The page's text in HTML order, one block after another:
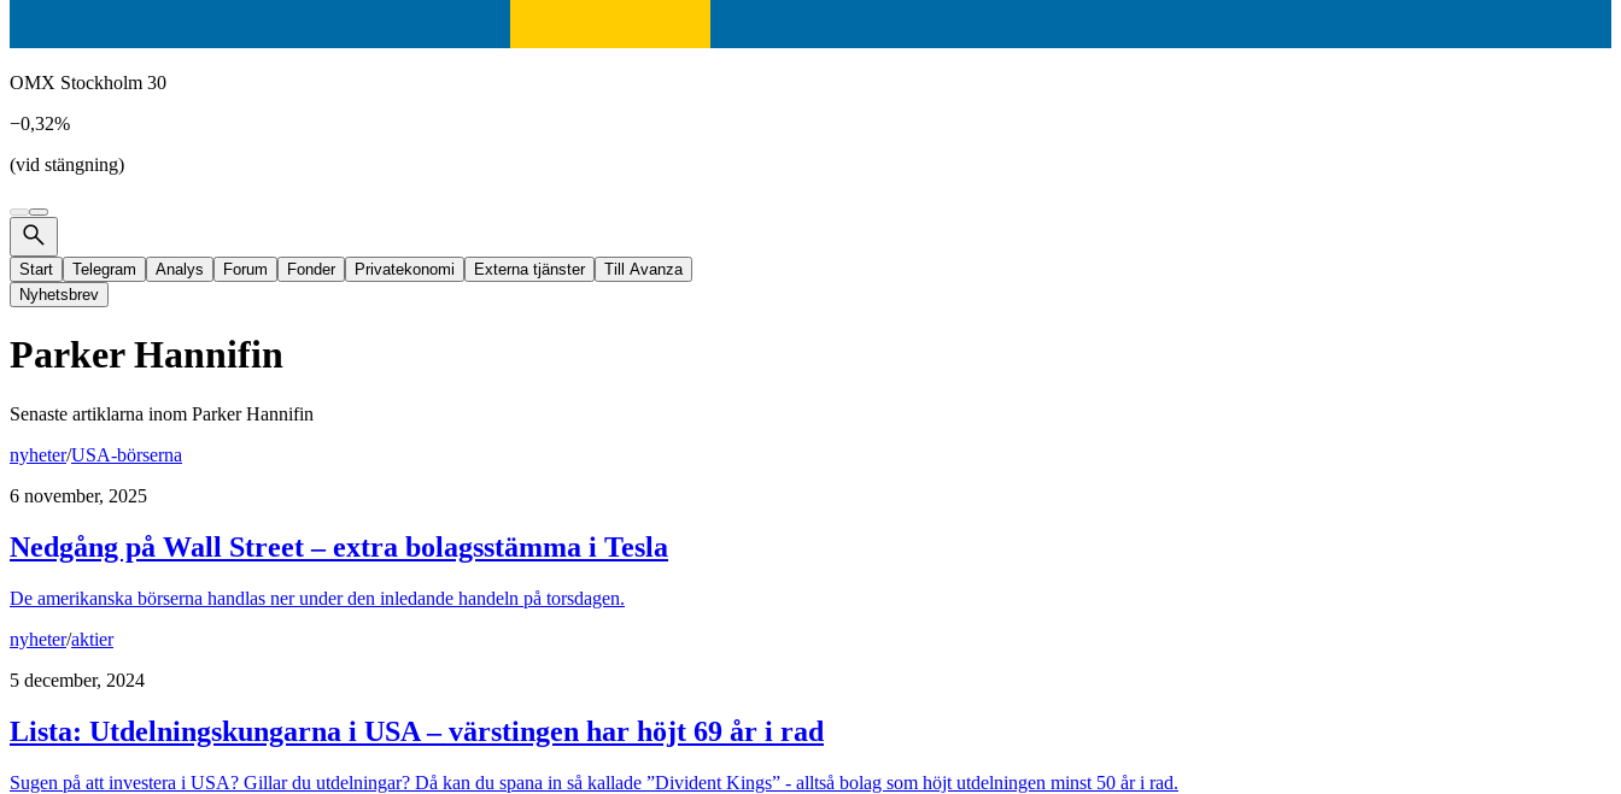
OMX Stockholm 30
−0,32%
(vid stängning)
Start Telegram Analys Forum Fonder Privatekonomi Externa tjänster
Till Avanza
Nyhetsbrev
Parker Hannifin
Senaste artiklarna inom Parker Hannifin
nyheter/USA-börserna
6 november, 2025
Nedgång på Wall Street – extra bolagsstämma i Tesla
De amerikanska börserna handlas ner under den inledande handeln på torsdagen.
nyheter/aktier
5 december, 2024
Lista: Utdelningskungarna i USA – värstingen har höjt 69 år i rad
Sugen på att investera i USA? Gillar du utdelningar? Då kan du spana in så kallade ”Divident Kings” - alltså bolag som höjt utdelningen minst 50 år i rad.